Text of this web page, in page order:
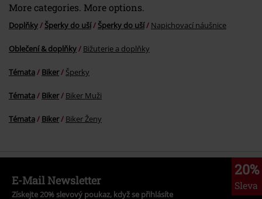
More categories. More options.
Doplňky Šperky do uší Šperky do uší Napichovací náušnice
Oblečení & doplňky Bižuterie a doplňky
Témata Biker Šperky
Témata Biker Biker Muži
Témata Biker Biker Ženy
20%
Sleva
E-Mail Newsletter
Získejte 20% slevový poukaz, když se přihlásíte